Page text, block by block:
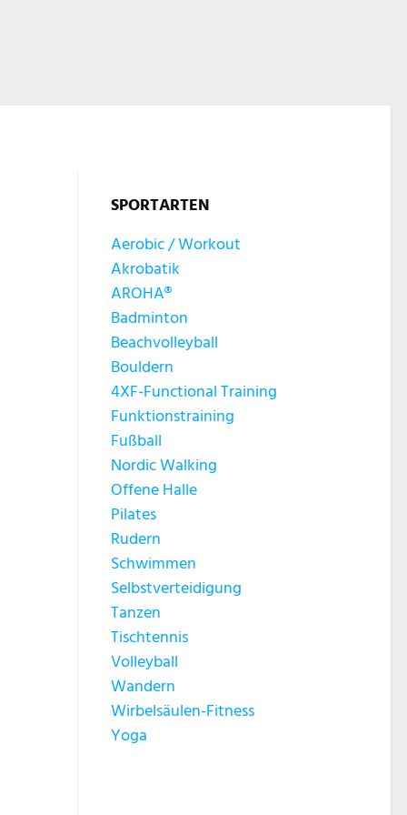
SPORTARTEN
Aerobic / Workout
Akrobatik
AROHA®
Badminton
Beachvolleyball
Bouldern
4XF-Functional Training
Funktionstraining
Fußball
Nordic Walking
Offene Halle
Pilates
Rudern
Schwimmen
Selbstverteidigung
Tanzen
Tischtennis
Volleyball
Wandern
Wirbelsäulen-Fitness
Yoga